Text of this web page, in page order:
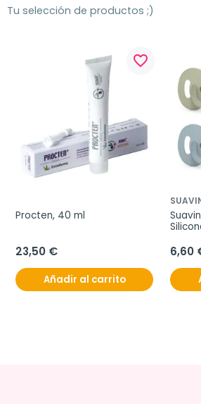
Tu selección de productos ;)
favorite_border
Procten, 40 ml
23,50 €
Añadir al carrito
6,60